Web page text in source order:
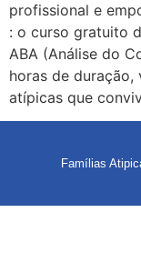
profissional e
: o curso gratuito
ABA (Análise do
horas de duração,
atípicas que
Famílias